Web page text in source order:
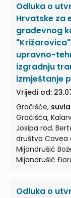
suvlasništvo
Boža, Čupić
Odluka o
Hrvatske za
građevnog
upravno-
izgradnju
izmještanje
Vrijedi od:
Gračišće,
Gračišća,
društva Cavea
Mijandrušić
Odluka o